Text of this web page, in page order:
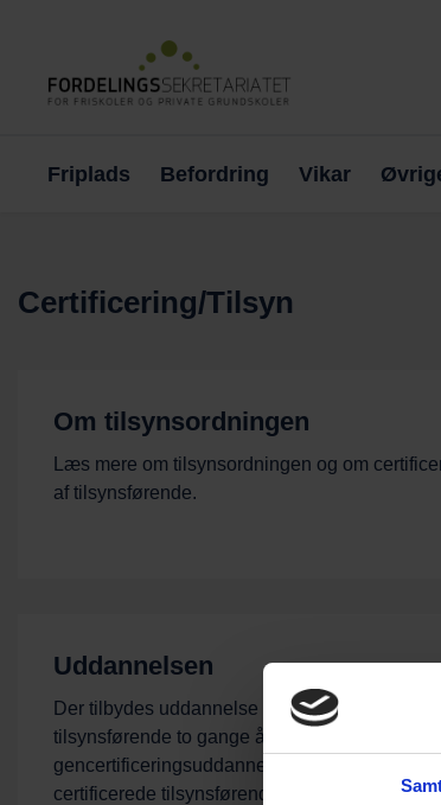
Friplads Befordring Vikar
Certificering/Tilsyn
Om tilsynsordningen
Læs mere om tilsynsordningen og om
af tilsynsførende.
Uddannelsen
Der tilbydes uddannelse for nye certificerede
tilsynsførende to gange årligt. Derudover
gencertificeringsuddannelse for eksisterende
certificerede tilsynsførende ligeledes to gange